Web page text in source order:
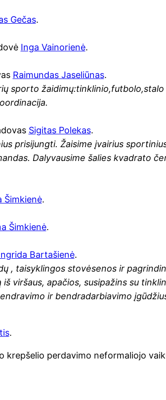
Gečas.
Inga Vainorienė.
Raimundas Jaseliūnas.
sporto
Sigitas Polekas.
prisijungti. Žaisime įvairius
Dalyvausime šalies kvadrato
Šimkienė.
Šimkienė.
Bartašienė.
, taisyklingos stovėsenos ir
viršaus, apačios, susipažins su
ir bendradarbiavimo
.
krepšelio perdavimo neformaliojo